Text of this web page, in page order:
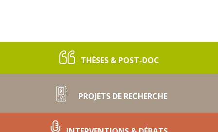
THÈSES & POST-DOC
PROJETS DE RECHERCHE